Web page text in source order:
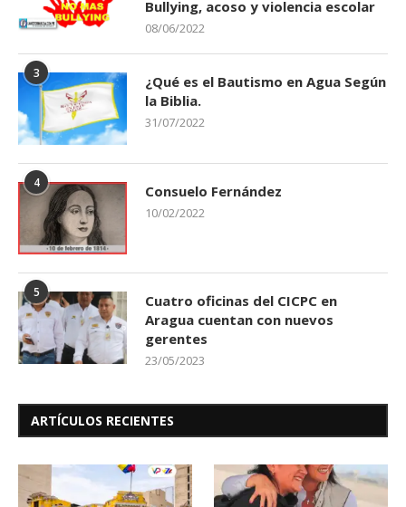
Bullying, acoso y violencia escolar
08/06/2022
3
¿Qué es el Bautismo en Agua Según
la Biblia.
31/07/2022
4 Consuelo Fernández
10/02/2022
5
Cuatro oficinas del CICPC en
Aragua cuentan con nuevos
gerentes
23/05/2023
ARTÍCULOS RECIENTES